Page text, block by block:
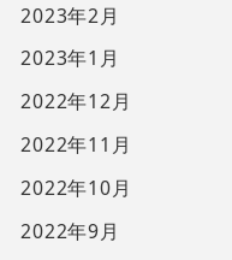
2023年2月
2023年1月
2022年12月
2022年11月
2022年10月
2022年9月